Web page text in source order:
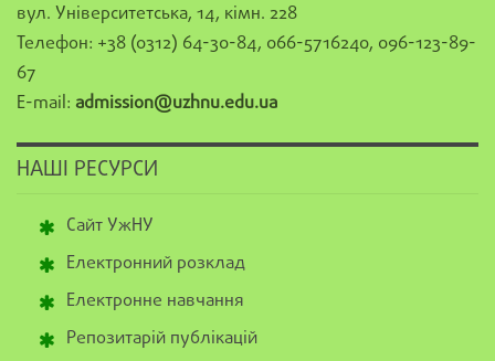
вул. Університетська, 14, кімн. 228
Телефон: +38 (0312) 64-30-84, 066-5716240, 096-123-89-
67
E-mail: admission@uzhnu.edu.ua
НАШІ РЕСУРСИ
Сайт УжНУ
Електронний розклад
Електронне навчання
Репозитарій публікацій